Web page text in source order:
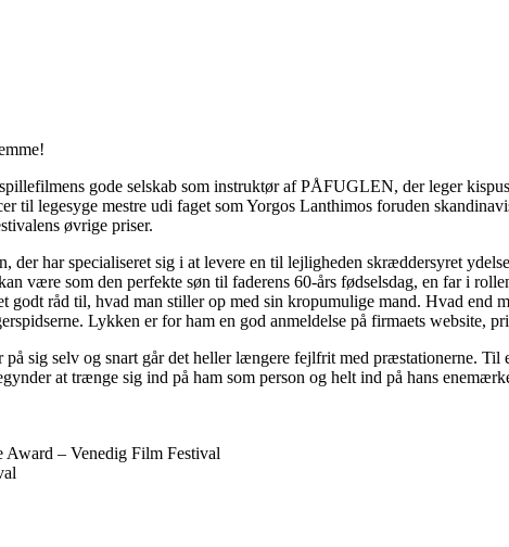
gode selskab som instruktør af PÅFUGLEN, der leger
til legesyge mestre udi faget som Yorgos Lanthimos foruden
øvrige priser.
har specialiseret sig i at levere en til lejligheden skræddersyret
være som den perfekte søn til faderens 60-års fødselsdag, en far i
råd til, hvad man stiller op med sin kropumulige mand. Hvad end
Lykken er for ham en god anmeldelse på firmaets website,
sig selv og snart går det heller længere fejlfrit med præstationerne.
at trænge sig ind på ham som person og helt ind på hans
Award – Venedig Film Festival